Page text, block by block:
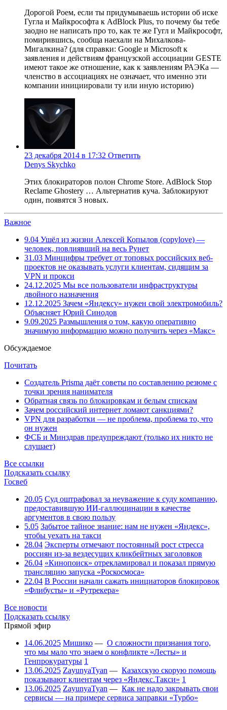
Дорогой Роем, если ты придумываешь истории об иске
Гугла и Майкрософта к AdBlock Plus, то почему бы тебе
заодно не написать про то, как те же Гугл и Майкрософт,
помирившись, сообща наехали на Михалкова-
Мигалкина? (для справки: Google и Microsoft к
заявления и действиям французской ассоциации GESTE
имеют такое же отношение, как к заявлениям РАЭКа —
членство в ассоциациях не означает, что именно эти
компании инициировали ту или иную историю)
23 декабря 2014 в 17:32 Ответить
Denys Skychko
Этих блокираторов полон Chrome Store. AdBlock Stop
Reclame Ghostery … Альтернатив куча. Заблокируют
один, появятся 3 новых.
Важное
9.04 Ушёл из жизни Алексей Копылов (copylove) —
человек, повлиявший на весь Рунет
31.03 Минцифры требует от топовых российских веб-
проектов не оказывать услуги клиентам, сидящим за
VPN и прокси
24.12.2025 Мы все пользователи инфраструктуры
двойного назначения
12.12.2025 Зачем «Яндексу» нужен свой электромобиль?
Объясняет Юрий Синодов
9.09.2025 Размышления о том, какую оперативно
значимую информацию можно получить через «Макс»
Обсуждаемое
Почитать
Создатель Prisma даёт советы по составлению резюме с
точки зрения нанимателя
Обратная связь по блокировкам и белым спискам
Зачем российский интернет ломают санкциями?
VPN для разработки — не проблема, проблема то, что
он нужен
ФСБ и Минздрав предупреждают (только их никто не
слушает)
Все ссылки
Подсказать ссылку
Госвеб
20.05 Суд оштрафовал за неуважение к суду компанию,
предоставившую ИИ-галлюцинации в качестве
аргументов в свою пользу
5.05 Забытое тайное знание: нам не нужен «Яндекс»,
чтобы уехать на такси
28.04 Эксперты отмечают постоянный рост стресса
россиян из-за вездесущих кликбейтных заголовков
26.04 «Кинопоиск» отрекламировал и показал прямую
трансляцию запуска «Роскосмоса»
22.04 В России начали сажать инициаторов блокировок
«Флибусты» и «Рутрекера»
Все новости
Подсказать ссылку
Прямой эфир
14.06.2025 Мишико — О сложности признания того,
что мы мало что знаем о конфликте «Лесты» и
Генпрокуратуры 1
13.06.2025 ZayunyaTyan — Казахскую скорую помощь
показывают клиентам через «Яндекс.Такси» 1
13.06.2025 ZayunyaTyan — Как не надо закрывать свои
сервисы — на примере сервиса заправки «Турбо»